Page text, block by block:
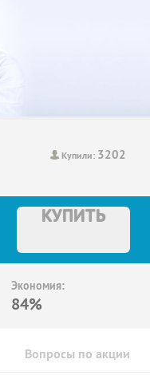
Купили: 3202
КУПИТЬ
Экономия:
84%
Вопросы по акции